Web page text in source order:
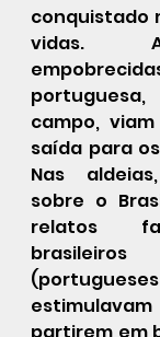
conquistado
vidas.
campo,
saída para
Nas
sobre o
relatos